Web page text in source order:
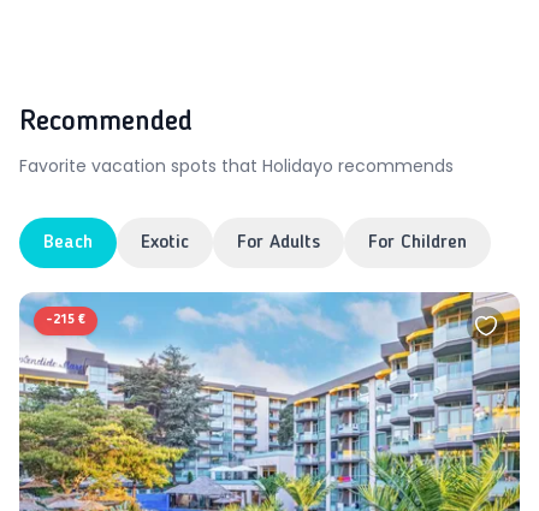
Recommended
Favorite vacation spots that Holidayo recommends
Beach Exotic For Adults For Children
-215 €